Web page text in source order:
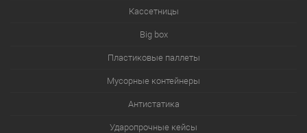
Кассетницы
Big box
Пластиковые паллеты
Мусорные контейнеры
Антистатика
Ударопрочные кейсы